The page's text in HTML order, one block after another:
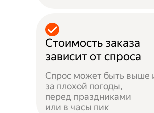
Стоимость заказа
зависит от спроса
Спрос может быть выше
за плохой погоды,
перед праздниками
или в часы пик